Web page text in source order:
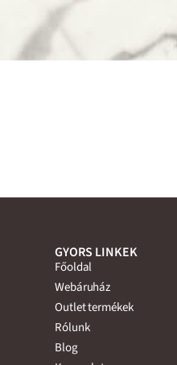
GYORS LINKEK
Főoldal
Webáruház
Outlet termékek
Rólunk
Blog